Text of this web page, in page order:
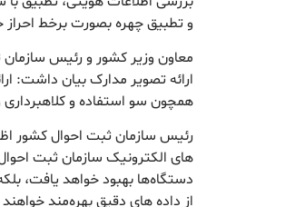
و تطبیق چهره بصورت برخط
معاون وزیر کشور و رئیس سازمان
ارائه تصویر مدارک بیان داشت:
همچون سو استفاده و
رئیس سازمان ثبت احوال کشور
های الکترونیک سازمان ثبت
دستگاه‌ها بهبود خواهد یافت،
از داده های دقیق بهره‌مند